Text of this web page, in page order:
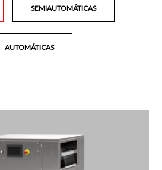
SEMIAUTOMÁTICAS
AUTOMÁTICAS